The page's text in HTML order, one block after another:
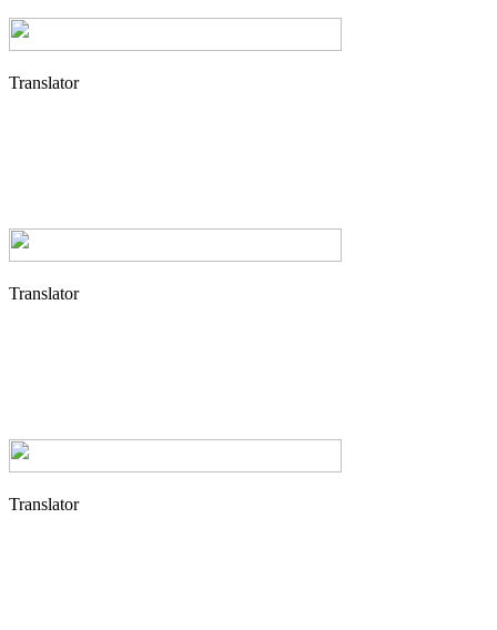
Translator
Translator
Translator